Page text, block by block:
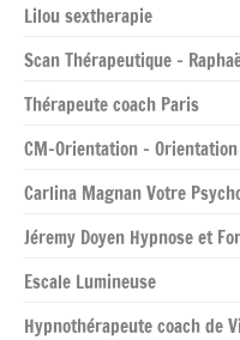
Lilou sextherapie
Scan Thérapeutique –
Thérapeute coach Paris
CM-Orientation –
Carlina Magnan Votre
Jéremy Doyen Hypnose et
Escale Lumineuse
Hypnothérapeute coach de